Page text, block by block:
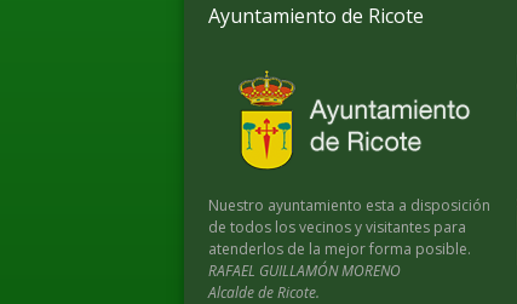
Ayuntamiento de Ricote
Nuestro ayuntamiento esta a disposición
de todos los vecinos y visitantes para
atenderlos de la mejor forma posible.
RAFAEL GUILLAMÓN MORENO
Alcalde de Ricote.